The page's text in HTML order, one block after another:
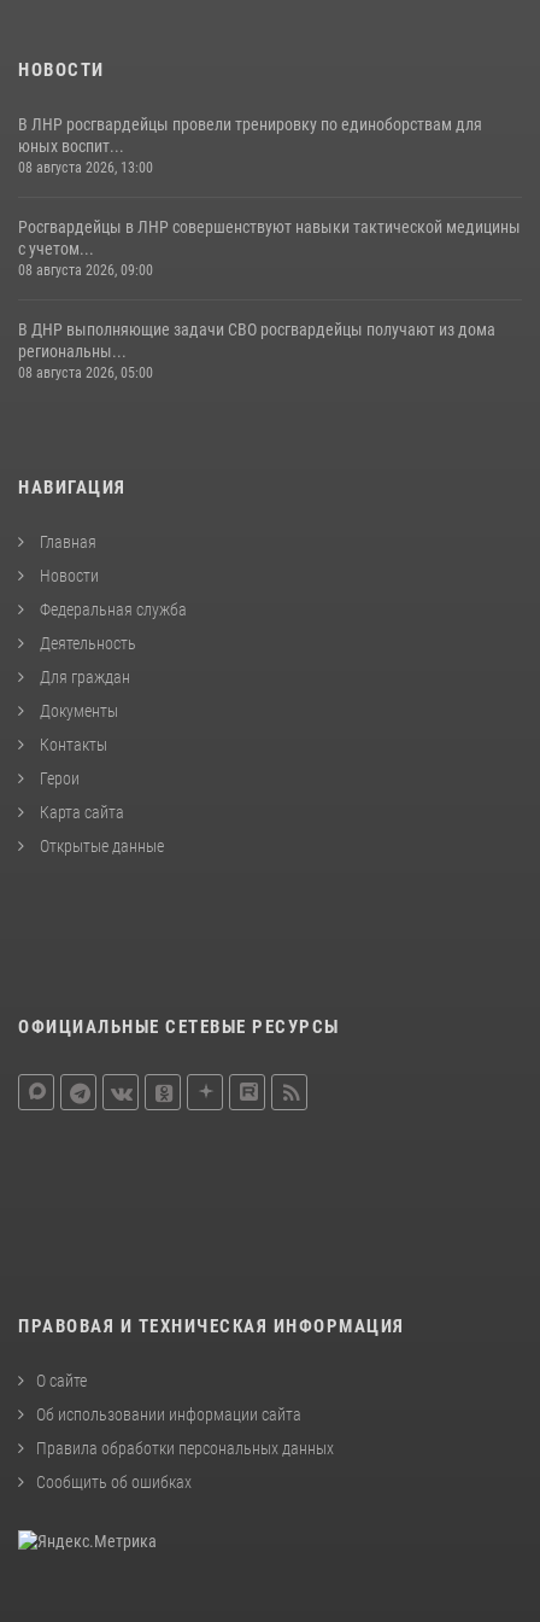
НОВОСТИ
В ЛНР росгвардейцы провели тренировку по единоборствам для
юных воспит...
08 августа 2026, 13:00
Росгвардейцы в ЛНР совершенствуют навыки тактической медицины
с учетом...
08 августа 2026, 09:00
В ДНР выполняющие задачи СВО росгвардейцы получают из дома
региональны...
08 августа 2026, 05:00
НАВИГАЦИЯ
Главная
Новости
Федеральная служба
Деятельность
Для граждан
Документы
Контакты
Герои
Карта сайта
Открытые данные
ОФИЦИАЛЬНЫЕ СЕТЕВЫЕ РЕСУРСЫ
ПРАВОВАЯ И ТЕХНИЧЕСКАЯ ИНФОРМАЦИЯ
О сайте
Об использовании информации сайта
Правила обработки персональных данных
Сообщить об ошибках